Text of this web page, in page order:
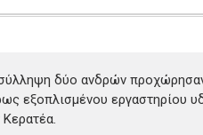
δύο ανδρών
εξοπλισμένου εργαστηρίου
Κερατέα.